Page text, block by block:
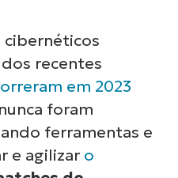
cibernéticos
recentes
em 2023
foram
ferramentas e
e agilizar o